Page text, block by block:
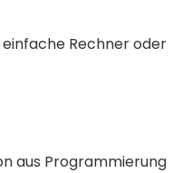
Rechner oder
aus Programmierung